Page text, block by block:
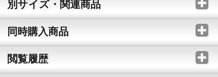
別サイズ・関連商品
同時購入商品
閲覧履歴